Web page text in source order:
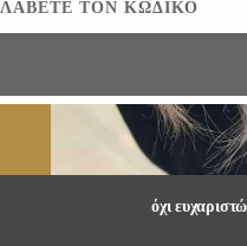
ΛΆΒΕΤΕ ΤΟΝ ΚΩΔΙΚΌ
όχι